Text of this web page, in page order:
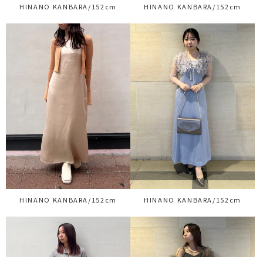
HINANO KANBARA/152cm HINANO KANBARA/152cm
HINANO KANBARA/152cm HINANO KANBARA/152cm